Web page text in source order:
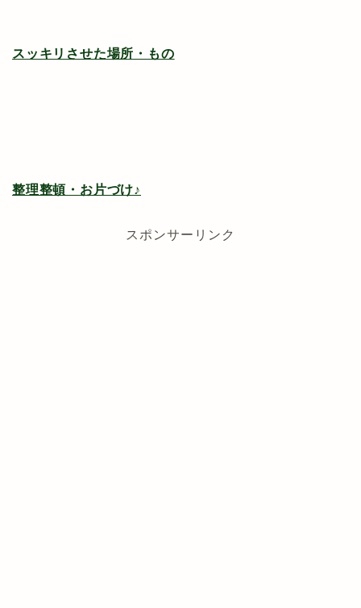
スッキリさせた場所・もの
整理整頓・お片づけ♪
スポンサーリンク